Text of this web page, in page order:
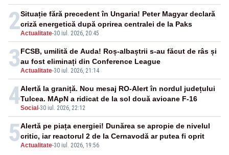
2Actualitate-30 iul. 2026, 20:45
Situație fără precedent în Ungaria! Peter Magyar declară
criză energetică după oprirea centralei de la Paks
3Actualitate-30 iul. 2026, 21:14
FCSB, umilită de Auda! Roș-albaștrii s-au făcut de râs și
au fost eliminați din Conference League
4Social-30 iul. 2026, 22:12
Alertă la graniță. Nou mesaj RO-Alert în nordul județului
Tulcea. MApN a ridicat de la sol două avioane F-16
5Actualitate-30 iul. 2026, 19:56
Alertă pe piața energiei! Dunărea se apropie de nivelul
critic, iar reactorul 2 de la Cernavodă ar putea fi oprit